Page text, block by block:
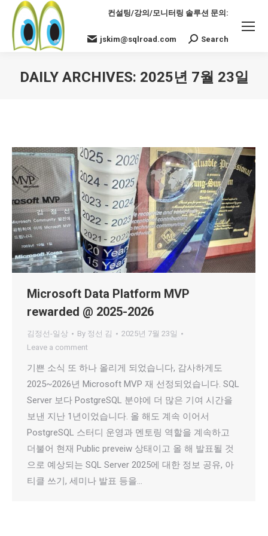
컨설팅/강의/모니터링 솔루션 문의:
jskim@sqlroad.com Search:
Search
DAILY ARCHIVES: 2025년 7월 23일
Microsoft Data Platform MVP
rewarded @ 2025-2026
김정선-일상 By 정선 김
2025년 7월 23일
Leave a comment
기쁜 소식 또 하나 올리게 되었습니다, 감사하게도
2025~2026년 Microsoft MVP 재 선정되었습니다. SQL
Server 보다 PostgreSQL 분야에 더 많은 기여 시간을
보낸 지난 1년이었습니다. 올 해도 계속 이어서
PostgreSQL 스터디 운영과 멘토링 역할을 계속하고
더불어 현재 Public preveiw 상태이고 올 해 발표될 것
으로 예상되는 SQL Server 2025에 대한 정보 공유, 아
티클 쓰기, 세미나 발표 등을…